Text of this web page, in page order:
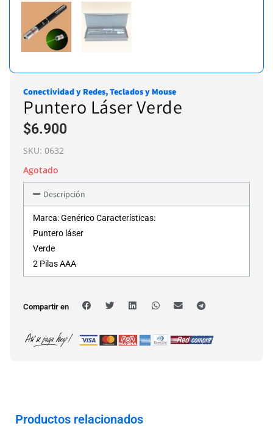
Conectividad y Redes,Teclados y Mouse
Puntero Láser Verde
$6.900
SKU: 0632
Agotado
Descripción
Marca: Genérico Características:
Puntero láser
Verde
2 Pilas AAA
Compartir en
Productos relacionados